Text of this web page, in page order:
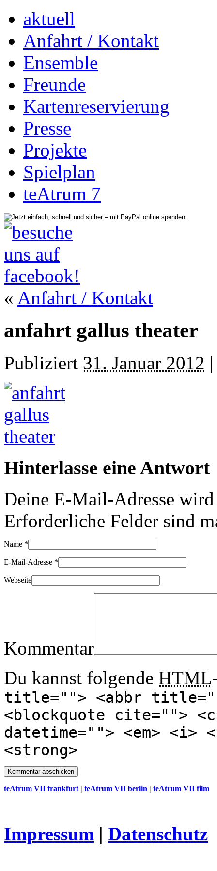
aktuell
Anfahrt / Kontakt
Ensemble
Freunde
Kartenreservierung
Presse
Projekte
Spielplan
teAtrum 7
« Anfahrt / Kontakt
anfahrt gallus theater
Publiziert 31. Januar 2012
Hinterlasse eine Antwort
Deine E-Mail-Adresse
Erforderliche Felder sind
Name *
E-Mail-Adresse *
Webseite
Kommentar
Du kannst folgende HTML
title=""> <abbr
<blockquote cite="">
datetime=""> <em>
<strong>
teAtrum VII frankfurt | teAtrum VII berlin | teAtrum VII film
Impressum | Datenschutz